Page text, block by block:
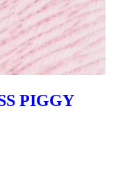
PIGGY